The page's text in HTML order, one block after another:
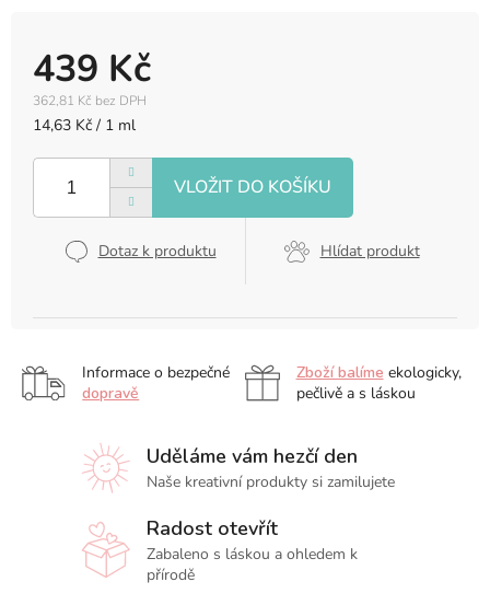
439 Kč
362,81 Kč bez DPH
Měrná
14,63 Kč / 1 ml
Dotaz k produktu Hlídat produkt
Informace o bezpečné
dopravě
Zboží balíme ekologicky,
pečlivě a s láskou
Uděláme vám hezčí den
Naše kreativní produkty si zamilujete
Radost otevřít
Zabaleno s láskou a ohledem k
přírodě